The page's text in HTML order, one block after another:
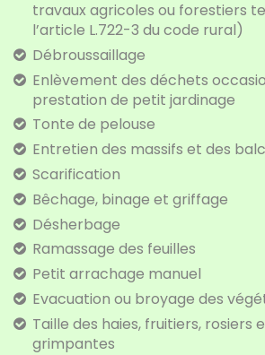
travaux agricoles ou forestiers
l’article L.722-3 du code rural)
Débroussaillage
Enlèvement des déchets
prestation de petit jardinage
Tonte de pelouse
Entretien des massifs et des
Scarification
Bêchage, binage et griffage
Désherbage
Ramassage des feuilles
Petit arrachage manuel
Evacuation ou broyage des
Taille des haies, fruitiers, rosiers
grimpantes